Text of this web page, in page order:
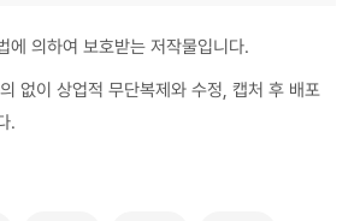
에 의하여 보호받는 저작물입니다.
없이 상업적 무단복제와 수정, 캡처 후 배포
.